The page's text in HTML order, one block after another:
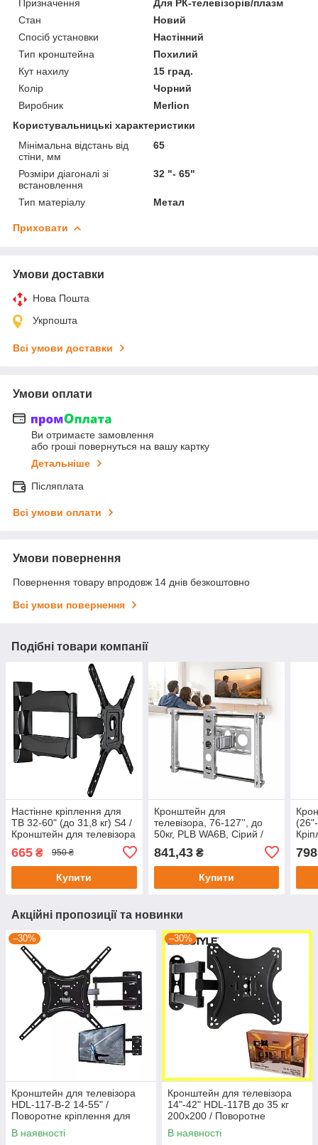
Призначення
Для РК-телевізорів/плазм
Стан
Новий
Спосіб установки
Настінний
Тип кронштейна
Похилий
Кут нахилу
15 град.
Колір
Чорний
Виробник
Merlion
Користувальницькі характеристики
Мінімальна відстань від
стіни, мм
65
Розміри діагоналі зі
встановлення
32 "- 65"
Тип матеріалу Метал
Приховати
Умови доставки
Нова Пошта
Укрпошта
Всі умови доставки
Умови оплати
Ви отримаєте замовлення
або гроші повернуться на вашу картку
Детальніше
Післяплата
Всі умови оплати
Умови повернення
Повернення товару впродовж 14 днів безкоштовно
Всі умови повернення
Подібні товари компанії
Настінне кріплення для
ТВ 32-60" (до 31,8 кг) S4 /
Кронштейн для телевізора
телевізора на стіну
665 ₴ 950 ₴
Купити
Кронштейн для
телевізора, 76-127'', до
50кг, PLB WA6B, Сірий /
Тримач для телевізора /
Кріплення для телевізора
на стіну
841,43₴
Купити
Акційні пропозиції та новинки
–30%
Кронштейн для телевізора
HDL-117-B-2 14-55" /
Поворотне кріплення для
телевізора
В наявності
–30%
Кронштейн для телевізора
14"-42" HDL-117B до 35 кг
200х200 / Поворотне
кріплення для LCD
телевізорів на стіну
В наявності